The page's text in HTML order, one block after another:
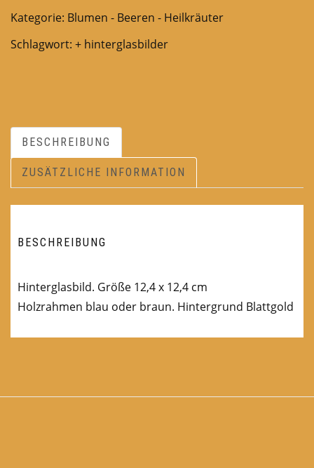
Kategorie: Blumen - Beeren - Heilkräuter
Schlagwort: + hinterglasbilder
BESCHREIBUNG
ZUSÄTZLICHE INFORMATION
BESCHREIBUNG
Hinterglasbild. Größe 12,4 x 12,4 cm
Holzrahmen blau oder braun. Hintergrund Blattgold